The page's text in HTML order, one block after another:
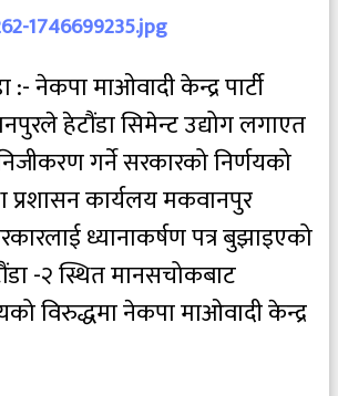
नेकपा माओवादी केन्द्र पार्टी
हेटौंडा सिमेन्ट उद्योग लगाएत
गर्ने सरकारको निर्णयको
प्रशासन कार्यलय मकवानपुर
ध्यानाकर्षण पत्र बुझाइएको
-२ स्थित मानसचोकबाट
विरुद्धमा नेकपा माओवादी केन्द्र